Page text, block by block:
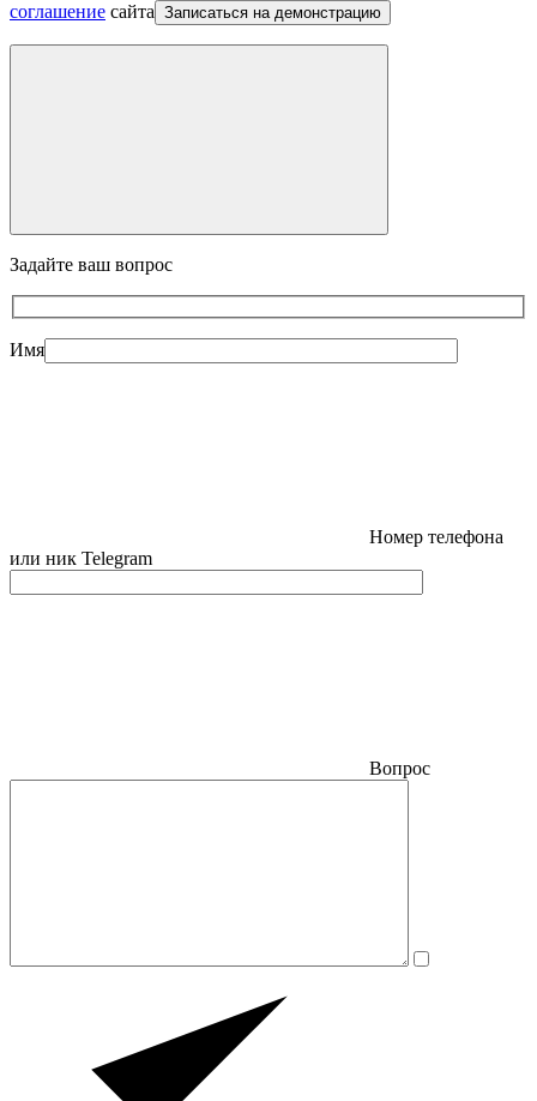
соглашение сайта Записаться на демонстрацию
Задайте ваш вопрос
Имя
Номер телефона
или ник Telegram
Вопрос